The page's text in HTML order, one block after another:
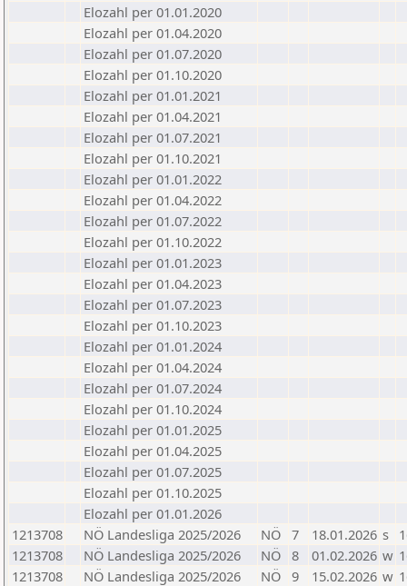
Elozahl per 01.01.2020
Elozahl per 01.04.2020
Elozahl per 01.07.2020
Elozahl per 01.10.2020
Elozahl per 01.01.2021
Elozahl per 01.04.2021
Elozahl per 01.07.2021
Elozahl per 01.10.2021
Elozahl per 01.01.2022
Elozahl per 01.04.2022
Elozahl per 01.07.2022
Elozahl per 01.10.2022
Elozahl per 01.01.2023
Elozahl per 01.04.2023
Elozahl per 01.07.2023
Elozahl per 01.10.2023
Elozahl per 01.01.2024
Elozahl per 01.04.2024
Elozahl per 01.07.2024
Elozahl per 01.10.2024
Elozahl per 01.01.2025
Elozahl per 01.04.2025
Elozahl per 01.07.2025
Elozahl per 01.10.2025
Elozahl per 01.01.2026
1213708
NÖ Landesliga 2025/2026 NÖ 7 18.01.2026 s
1213708
NÖ Landesliga 2025/2026 NÖ 8 01.02.2026 w
1213708
NÖ Landesliga 2025/2026 NÖ 9 15.02.2026 w